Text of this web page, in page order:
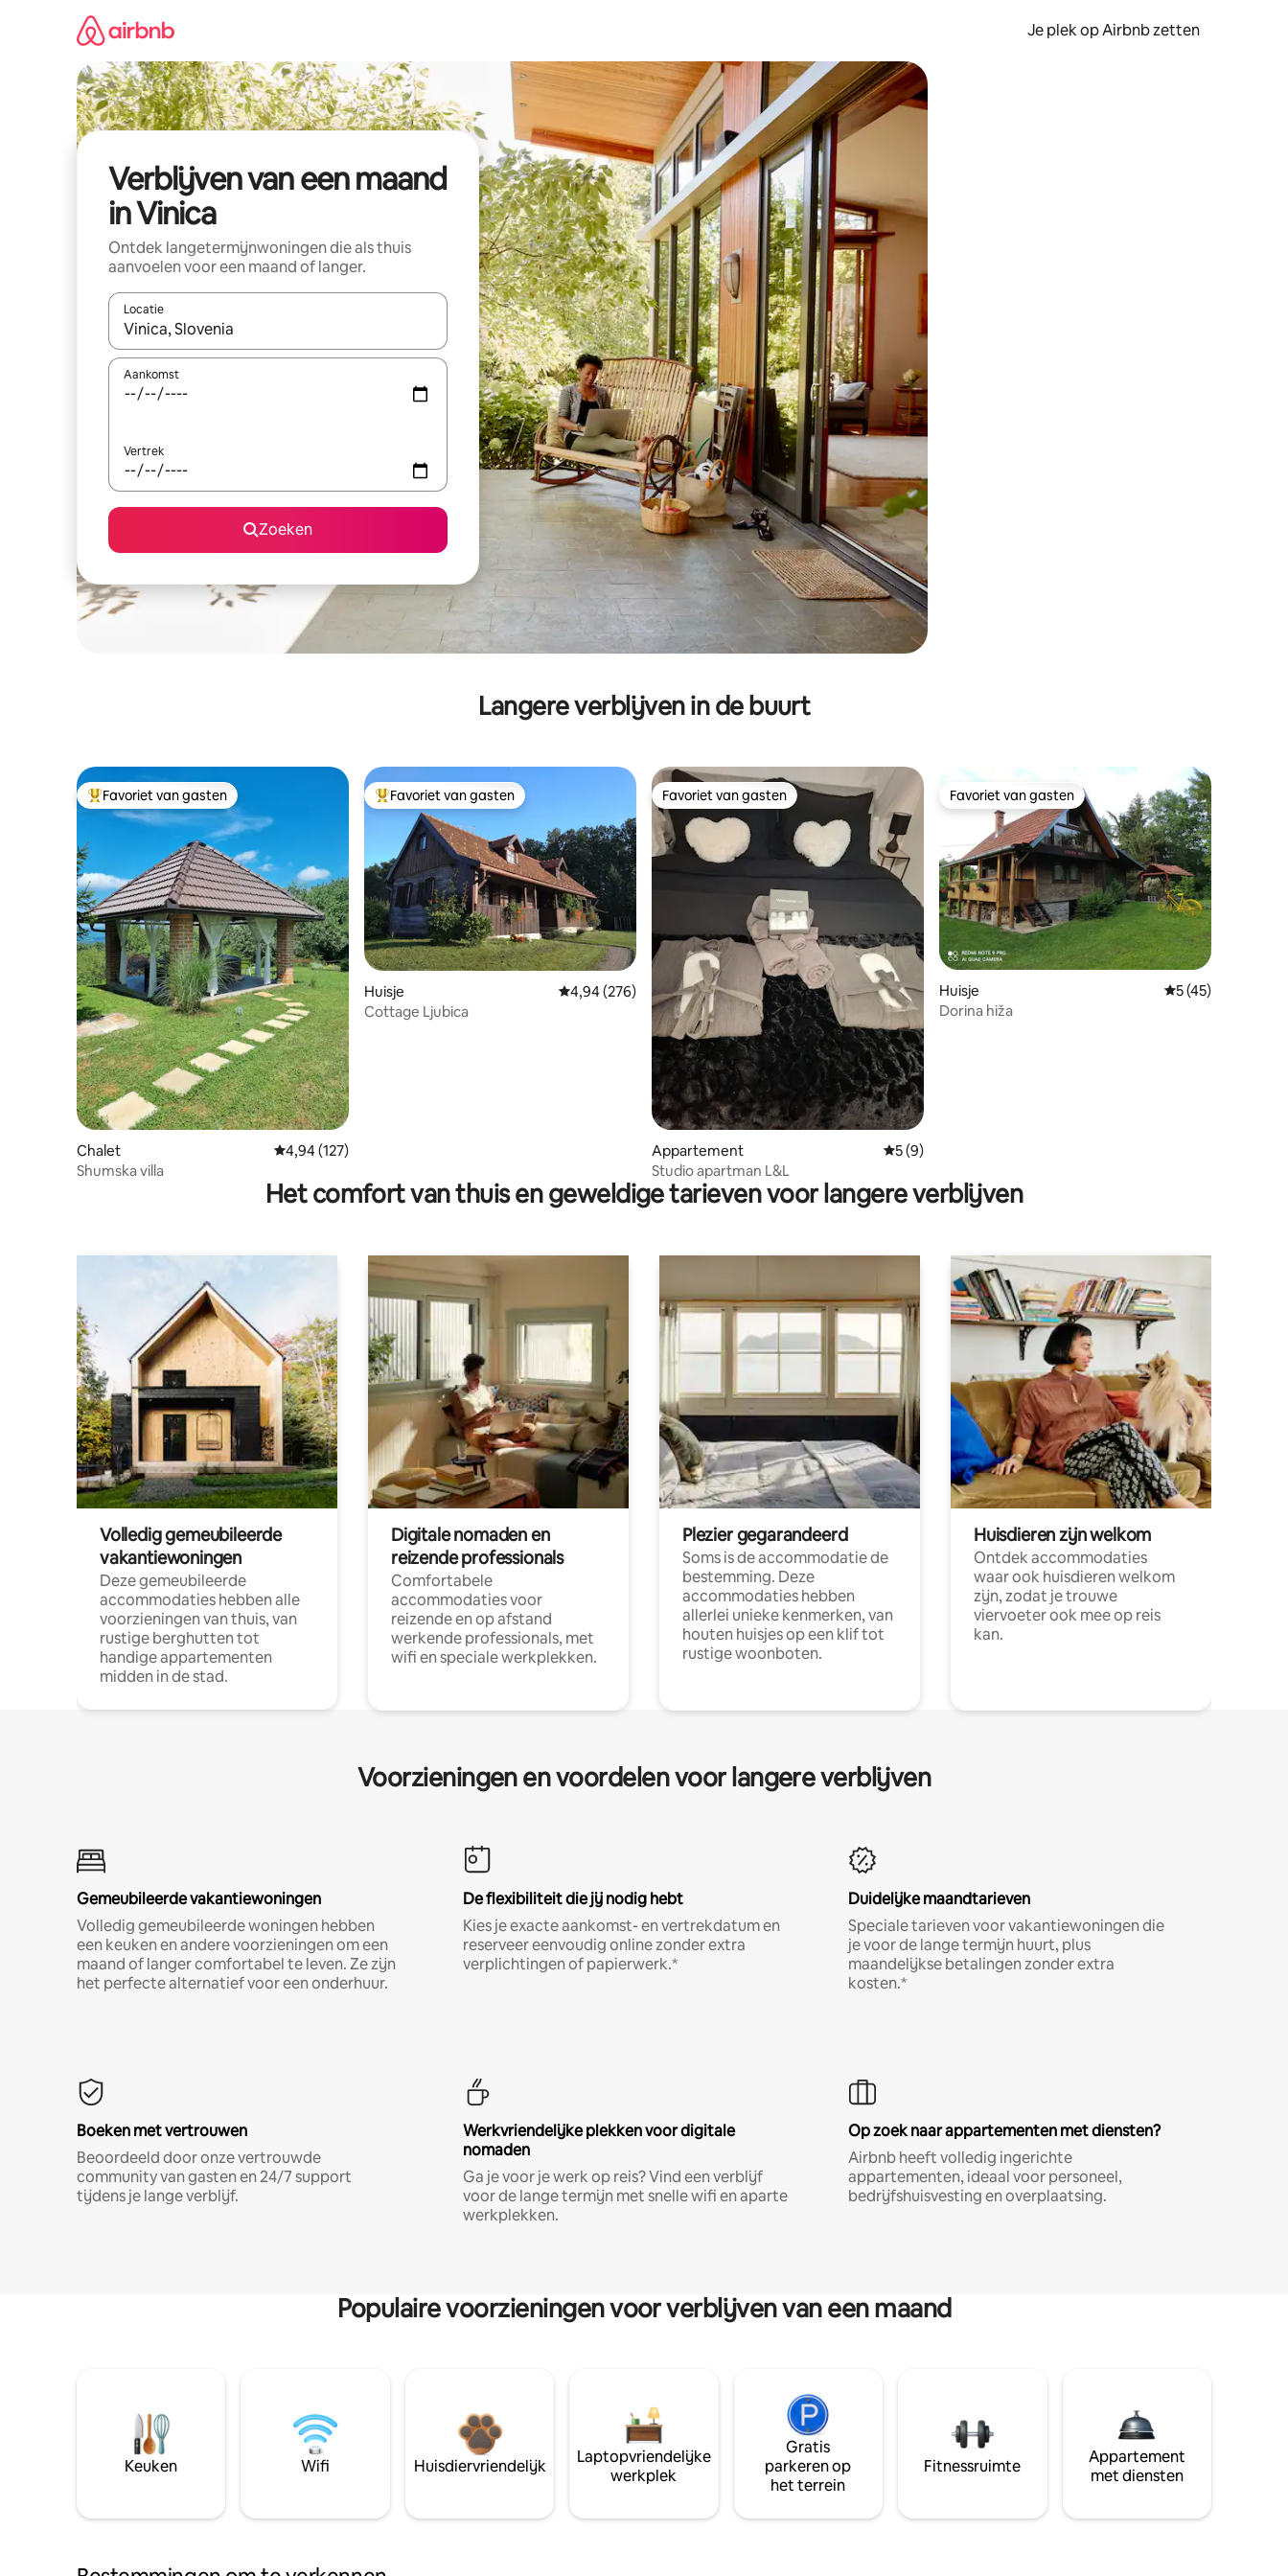
Je plek op Airbnb zetten
Verblijven van een maand
in Vinica
Ontdek langetermijnwoningen die als thuis
aanvoelen voor een maand of langer.
Locatie
Wanneer er resultaten beschikbaar zijn, maak je een keuze met je de pijltjestoetsen omhoog en omlaag, óf door te tikken of swipen.
Aankomst
Vertrek
Zoeken
Langere verblijven in de buurt
Topfavoriet van gasten
Favoriet van gasten
Chalet Gemiddelde beoordeling van 4,94 op 5, 127 recensies
4,94 (127)
Shumska villa
Topfavoriet van gasten
Favoriet van gasten
Huisje Gemiddelde beoordeling van 4,94 op 5, 276 recensies
4,94 (276)
Cottage Ljubica
Favoriet van gasten
Favoriet van gasten
Appartement Gemiddelde beoordeling van 5 op 5, 9 recensies
5 (9)
Studio apartman L&L
Favoriet van gasten
Favoriet van gasten
Huisje Gemiddelde
5 (45)
Dorina hiža
Het comfort van thuis en geweldige tarieven voor langere verblijven
Volledig gemeubileerde
vakantiewoningen
Deze gemeubileerde
accommodaties hebben alle
voorzieningen van thuis, van
rustige berghutten tot
handige appartementen
midden in de stad.
Digitale nomaden en
reizende professionals
Comfortabele
accommodaties voor
reizende en op afstand
werkende professionals, met
wifi en speciale werkplekken.
Plezier gegarandeerd
Soms is de accommodatie de
bestemming. Deze
accommodaties hebben
allerlei unieke kenmerken, van
houten huisjes op een klif tot
rustige woonboten.
Huisdieren zijn welkom
Ontdek accommodaties
waar ook huisdieren welkom
zijn, zodat je trouwe
viervoeter ook mee op reis
kan.
Voorzieningen en voordelen voor langere verblijven
Gemeubileerde vakantiewoningen
Volledig gemeubileerde woningen hebben
een keuken en andere voorzieningen om een
maand of langer comfortabel te leven. Ze zijn
het perfecte alternatief voor een onderhuur.
De flexibiliteit die jij nodig hebt
Kies je exacte aankomst- en vertrekdatum en
reserveer eenvoudig online zonder extra
verplichtingen of papierwerk.*
Duidelijke maandtarieven
Speciale tarieven voor vakantiewoningen die
je voor de lange termijn huurt, plus
maandelijkse betalingen zonder extra
kosten.*
Boeken met vertrouwen
Beoordeeld door onze vertrouwde
community van gasten en 24/7 support
tijdens je lange verblijf.
Werkvriendelijke plekken voor digitale
nomaden
Ga je voor je werk op reis? Vind een verblijf
voor de lange termijn met snelle wifi en aparte
werkplekken.
Op zoek naar appartementen met diensten?
Airbnb heeft volledig ingerichte
appartementen, ideaal voor personeel,
bedrijfshuisvesting en overplaatsing.
Populaire voorzieningen voor verblijven van een maand
Keuken Wifi Huisdiervriendelijk
Laptopvriendelijke
werkplek
Gratis
parkeren op
het terrein
Fitnessruimte
Appartement
met diensten